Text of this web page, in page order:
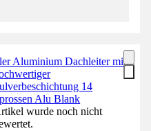
Aluminium Dachleiter mit
14
Alu Blank
wurde noch nicht